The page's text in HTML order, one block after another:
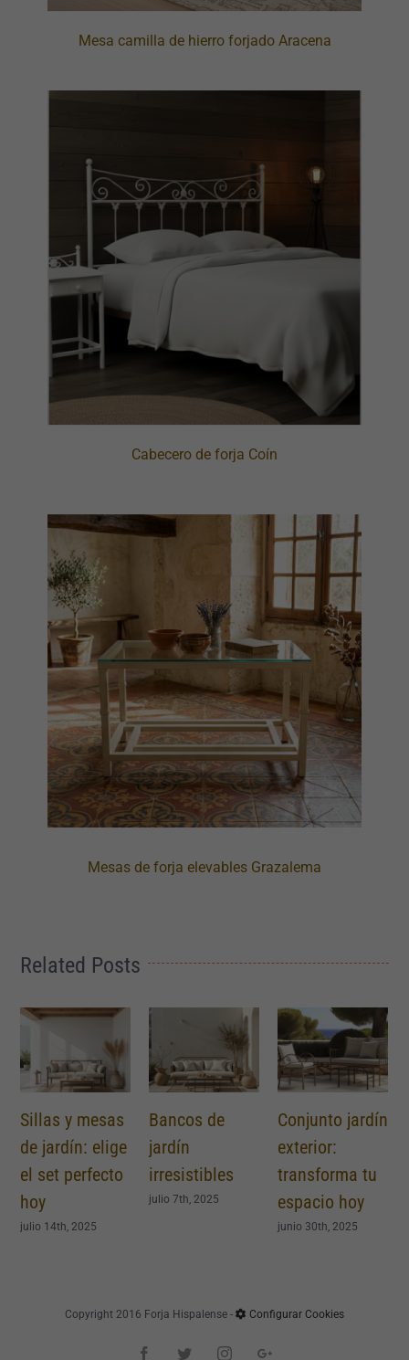
Mesa camilla de hierro forjado Aracena
Cabecero de forja Coín
Mesas de forja elevables Grazalema
Related Posts
Bancos de
jardín
irresistibles
julio 7th, 2025
Conjunto jardín
exterior:
transforma tu
espacio hoy
Mesas para
exterior: ideas
modernas y
funcionales
junio 28th, 2025
Copyright 2016 Forja Hispalense - Configurar Cookies
FacebookTwitterInstagramGoogle+